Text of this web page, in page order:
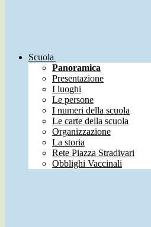
Scuola
Panoramica
Presentazione
I luoghi
Le persone
I numeri della scuola
Le carte della scuola
Organizzazione
La storia
Rete Piazza Stradivari
Obblighi Vaccinali